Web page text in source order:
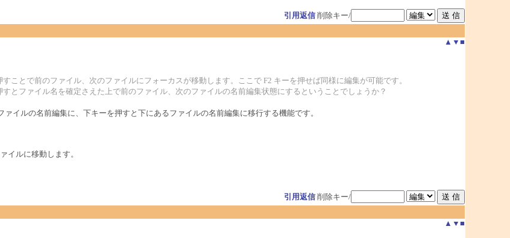
引用返信 削除キー/
▲ ▼ ■
ことで前のファイル、次のファイルにフォーカスが移動します。ここで F2 キーを押せば同様に編集が可能です。
とファイル名を確定さえた上で前のファイル、次のファイルの名前編集状態にするということでしょうか？
イルの名前編集に、下キーを押すと下にあるファイルの名前編集に移行する機能です。
イルに移動します。
引用返信 削除キー/
▲ ▼ ■